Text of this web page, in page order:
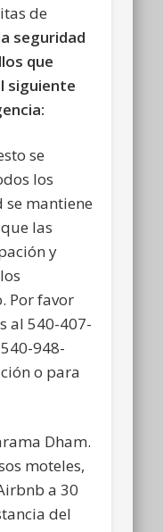
de
seguridad
que
siguiente
se
los
se mantiene
las
y
Por favor
al 540-407-
948-
o para
Dham.
moteles,
a 30
del